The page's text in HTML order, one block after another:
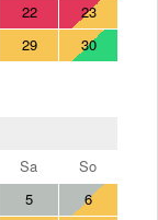
22
23
29
30
Sa
So
5
6